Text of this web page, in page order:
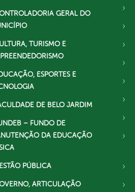
GERAL DO
TURISMO E
ESPORTES E
DE BELO JARDIM
– FUNDO DE
DA EDUCAÇÃO
PÚBLICA
ARTICULAÇÃO